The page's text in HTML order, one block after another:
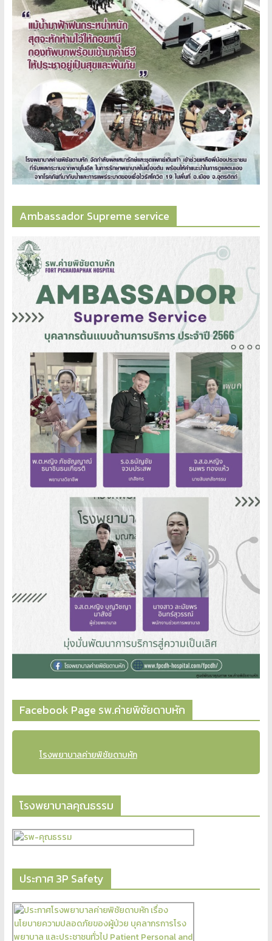
Ambassador​ Supreme​ service
Facebook Page รพ.ค่ายพิชัยดาบหัก
โรงพยาบาลค่ายพิชัยดาบหัก
โรงพยาบาลคุณธรรม
ประกาศ 3P Safety